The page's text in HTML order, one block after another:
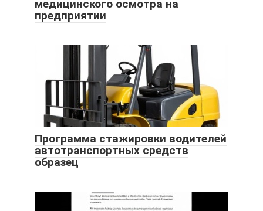
медицинского осмотра на
предприятии
Программа стажировки водителей
автотранспортных средств
образец